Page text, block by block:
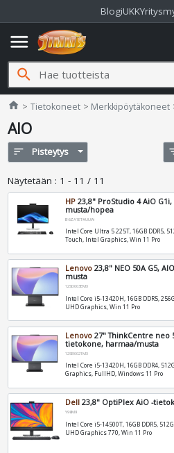
BlogiUKK
menu
search
home Jimms.fi
Tietokoneet Merkkipöytäkoneet
AIO
sort Pisteytys
Näytetään : 1 - 11 / 11
HP 23,8" ProStudio 4 AiO
musta/hopea
B6ZA1ET#UUW
Intel Core Ultra 5 225T, 16GB DDR5,
Touch, Intel Graphics, Win 11 Pro
Lenovo 23,8" NEO 50A G5,
musta
12SD003EMX
Intel Core i5-13420H, 16GB DDR5,
UHD Graphics, Win 11 Pro
Lenovo 27" ThinkCentre neo
tietokone, harmaa/musta
12SB0021MX
Intel Core i5-13420H, 16GB DDR4,
Graphics, FullHD, Windows 11 Pro
Dell 23,8" OptiPlex AiO -
Y98M9
Intel Core i5-14500T, 16GB DDR5,
UHD Graphics 770, Win 11 Pro